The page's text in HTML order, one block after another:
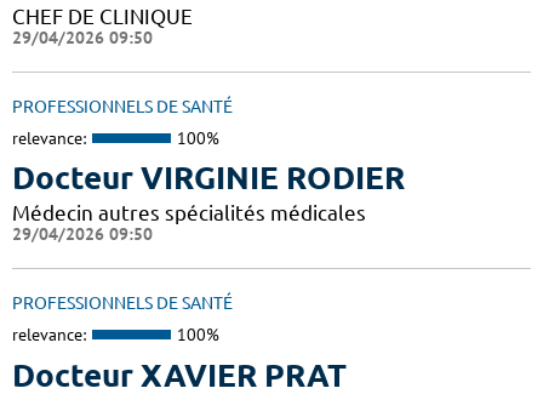
CHEF DE CLINIQUE
29/04/2026 09:50
PROFESSIONNELS DE SANTÉ
relevance: 100%
Docteur VIRGINIE RODIER
Médecin autres spécialités médicales
29/04/2026 09:50
PROFESSIONNELS DE SANTÉ
relevance: 100%
Docteur XAVIER PRAT